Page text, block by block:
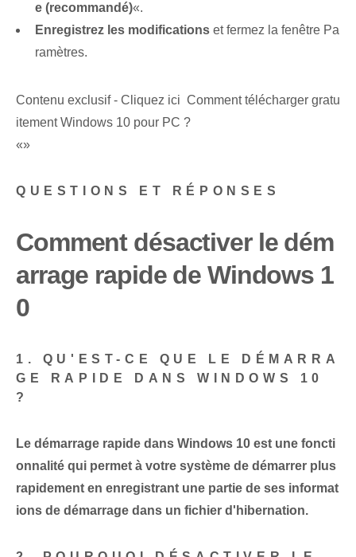
e (recommandé)«.
Enregistrez les modifications et fermez la fenêtre ⁣Pa
ramètres.
Contenu exclusif - Cliquez ici Comment télécharger gratu
itement Windows 10 pour PC ?
«»
QUESTIONS ET RÉPONSES
Comment désactiver le dém
arrage rapide de Windows 1
0
1. QU'EST-CE QUE LE DÉMARRA
GE RAPIDE DANS WINDOWS 10
?
Le démarrage rapide dans Windows 10⁣ est une foncti
onnalité qui permet à votre système de démarrer plus
rapidement⁤ en enregistrant une partie⁤ de ses informat
ions de démarrage dans un fichier d'hibernation⁣.